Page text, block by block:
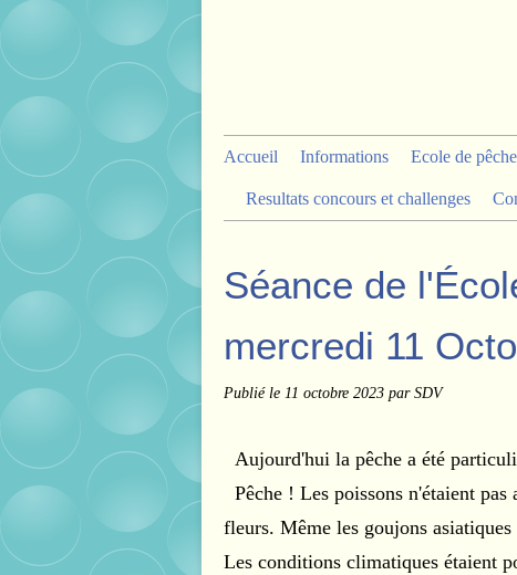
Accueil Informations Ecole de pêche
Resultats concours et challenges
Séance de
mercredi 11
Publié le 11 octobre 2023 par SDV
Aujourd'hui la pêche a été
Pêche ! Les poissons n'étaient
fleurs. Même les goujons
Les conditions climatiques étaient